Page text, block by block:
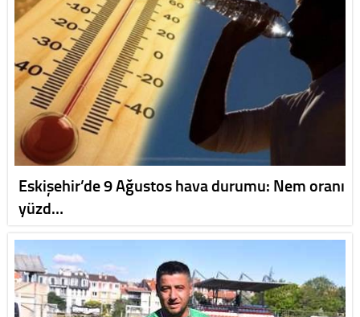
Eskişehir’de 9 Ağustos hava durumu: Nem oranı
yüzd…